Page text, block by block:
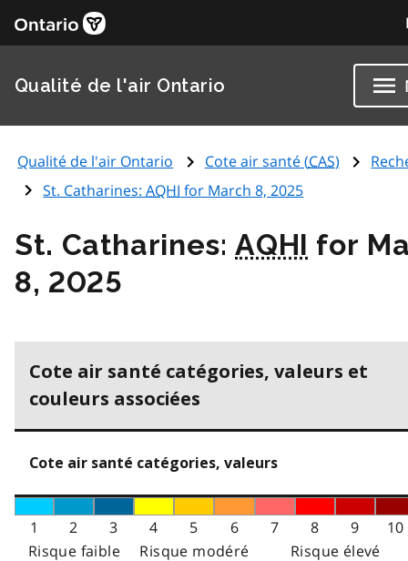
Qualité de l'air Ontario
Qualité de l'air Ontario Cote air santé (CAS)
St. Catharines:AQHI for March 8, 2025
St. Catharines:AQHI for
8, 2025
Cote air santé catégories, valeurs et
couleurs associées
Cote air santé catégories, valeurs
1 2 3 4 5 6 7 8 9
10
Risque faible
Risque modéré
Risque élevé